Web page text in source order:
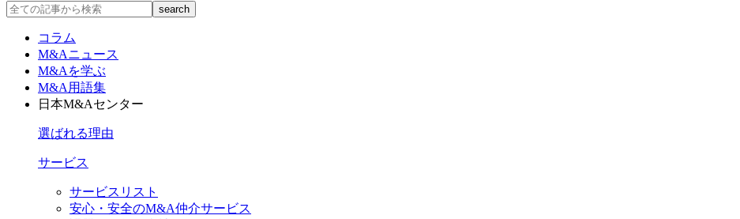
コラム
M&Aニュース
M&Aを学ぶ
M&A用語集
日本M&Aセンター
選ばれる理由
サービス
サービスリスト
安心・安全のM&A仲介サービス